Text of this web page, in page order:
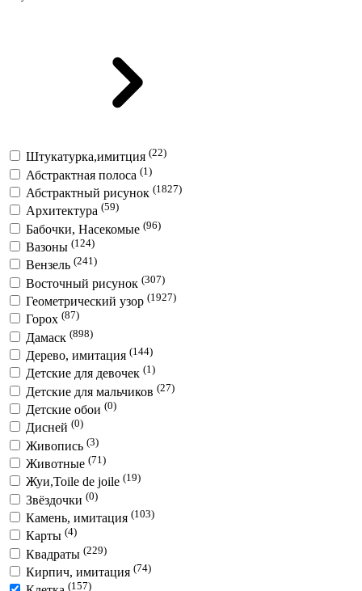
Штукатурка,имитция (22)
Абстрактная полоса (1)
Абстрактный рисунок (1827)
Архитектура (59)
Бабочки, Насекомые (96)
Вазоны (124)
Вензель (241)
Восточный рисунок (307)
Геометрический узор (1927)
Горох (87)
Дамаск (898)
Дерево, имитация (144)
Детские для девочек (1)
Детские для мальчиков (27)
Детские обои (0)
Дисней (0)
Живопись (3)
Животные (71)
Жуи,Toile de joile (19)
Звёздочки (0)
Камень, имитация (103)
Карты (4)
Квадраты (229)
Кирпич, имитация (74)
(157)